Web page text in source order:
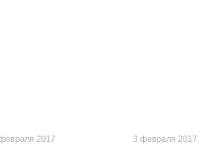
2017 3 февраля 2017